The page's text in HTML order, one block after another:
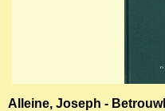
Alleine, Joseph -